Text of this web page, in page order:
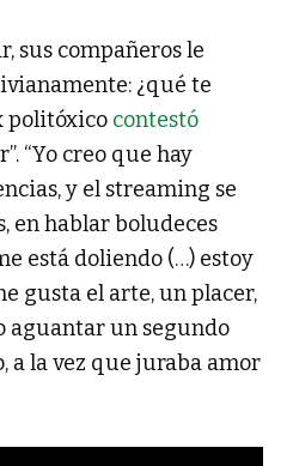
sus compañeros le
¿qué te
politóxico contestó
“Yo creo que hay
y el streaming se
en hablar boludeces
está doliendo (…) estoy
gusta el arte, un placer,
aguantar un segundo
a la vez que juraba amor